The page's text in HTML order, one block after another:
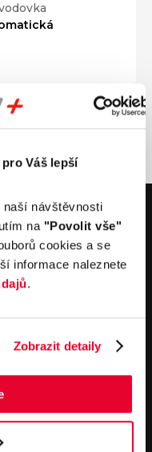
Váš lepší
naší návštěvnosti
na "Povolit vše"
cookies a se
informace naleznete
.
Zobrazit detaily
infolinky
auto@louda.cz
výkupu vozu